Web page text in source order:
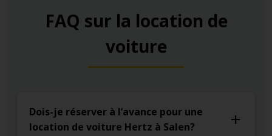
FAQ sur la location de
voiture
Dois-je réserver à l’avance pour une
location de voiture Hertz à Salen?